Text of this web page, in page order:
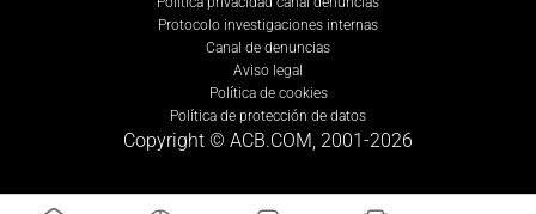
Protocolo investigaciones internas
Canal de denuncias
Aviso legal
Política de cookies
Política de protección de datos
Copyright © ACB.COM, 2001-2026